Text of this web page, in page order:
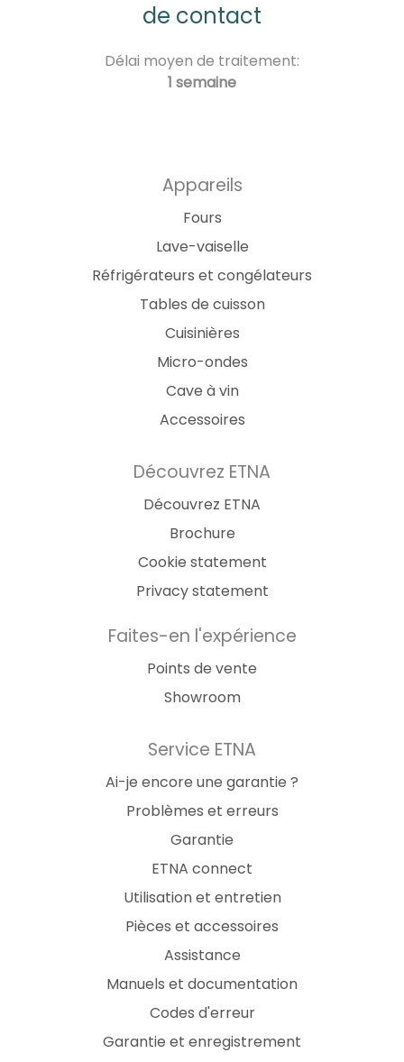
de contact
Délai moyen de traitement:
1 semaine
Appareils
Fours
Lave-vaiselle
Réfrigérateurs et congélateurs
Tables de cuisson
Cuisinières
Micro-ondes
Cave à vin
Accessoires
Découvrez ETNA
Découvrez ETNA
Brochure
Cookie statement
Privacy statement
Faites-en l'expérience
Points de vente
Showroom
Service ETNA
Ai-je encore une garantie ?
Problèmes et erreurs
Garantie
ETNA connect
Utilisation et entretien
Pièces et accessoires
Assistance
Manuels et documentation
Codes d'erreur
Garantie et enregistrement